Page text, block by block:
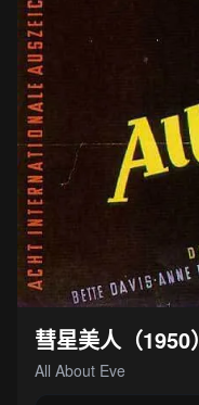
彗星美人（1950）
All About Eve